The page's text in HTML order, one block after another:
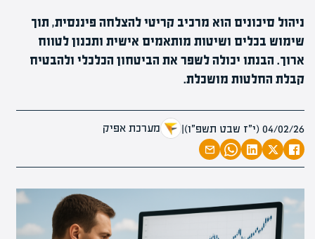
ניהול סיכונים הוא מרכיב קריטי להצלחה פיננסית, תוך
שימוש בכלים ושיטות מותאמים אישית ותכנון לטווח
ארוך. הבנתו יכולה לשפר את הביטחון הכלכלי ולהבטיח
קבלת החלטות מושכלת.
04/02/26 (י״ז שבט תשפ״ו) | מערכת אפיק